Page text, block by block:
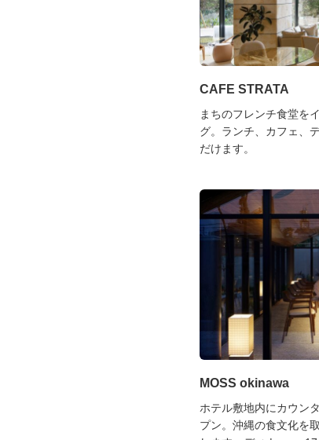
CAFE STRATA
まちのフレンチ食堂を
グ。ランチ、カフェ、
だけます。
MOSS okinawa
ホテル敷地内にカウン
プン。沖縄の食文化を